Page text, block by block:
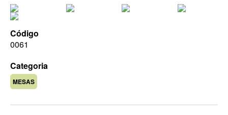
Código
0061
Categoria
MESAS